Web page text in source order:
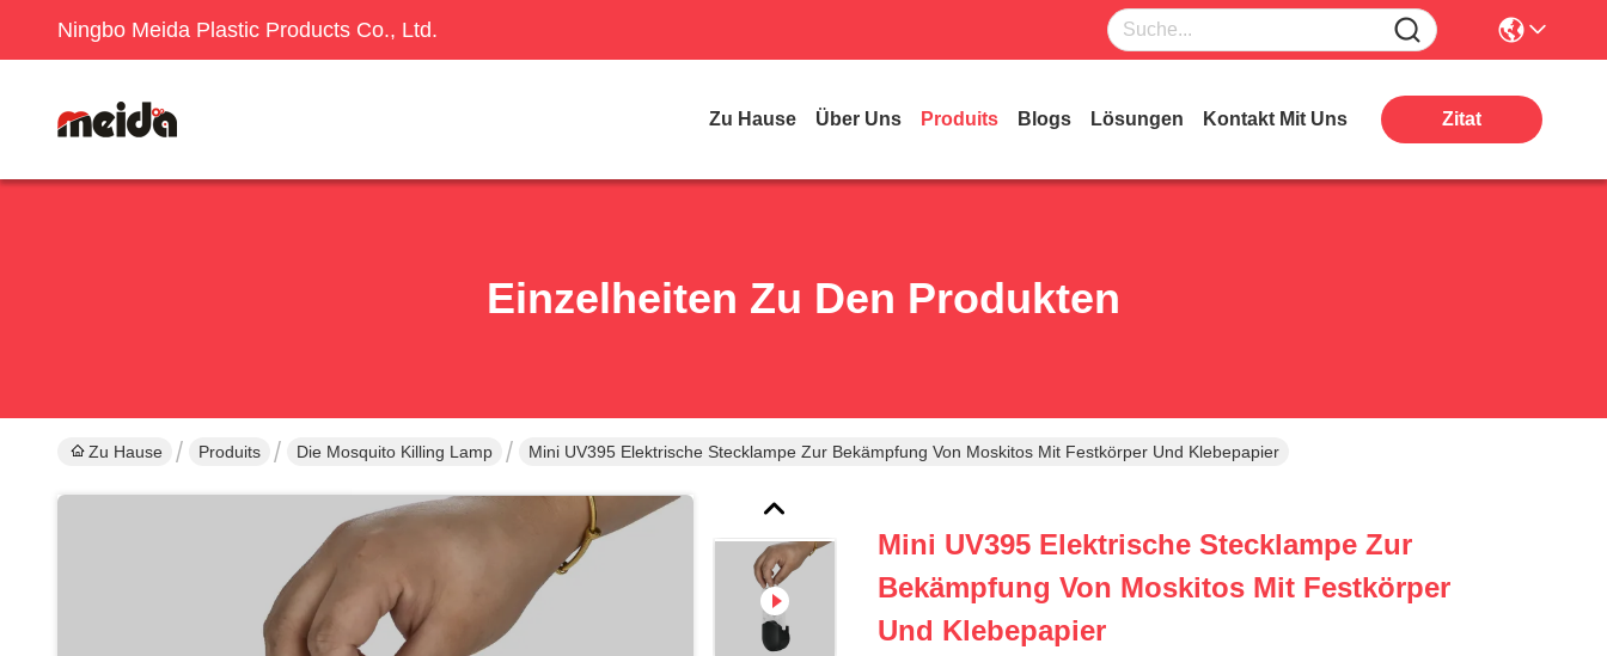
Ningbo Meida Plastic Products Co., Ltd.
Zu Hause Über Uns Produits Blogs Lösungen Kontakt Mit Uns Zitat
Einzelheiten Zu Den Produkten
Zu Hause Produits Die Mosquito Killing Lamp Mini UV395 Elektrische Stecklampe Zur Bekämpfung Von Moskitos Mit Festkörper Und Klebepapier
Mini UV395 Elektrische Stecklampe Zur
Bekämpfung Von Moskitos Mit Festkörper
Und Klebepapier